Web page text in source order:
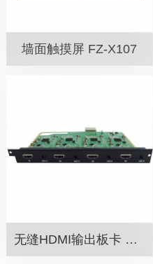
墙面触摸屏 FZ-X107
无缝HDMI输出板卡 VM-HD-4OUT